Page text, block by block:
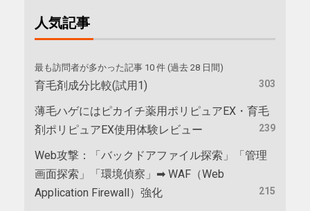
人気記事
最も訪問者が多かった記事 10 件 (過去 28 日間)
育毛剤成分比較(試用1) 303
薄毛ハゲにはピカイチ薬用ポリピュアEX・育毛
剤ポリピュアEX使用体験レビュー
239
Web攻撃：「バックドアファイル探索」「管理
画面探索」「環境偵察」➡ WAF（Web
Application Firewall）強化
215